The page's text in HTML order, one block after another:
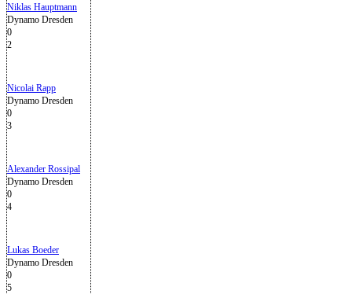
Niklas Hauptmann
Dynamo Dresden
0
2
Nicolai Rapp
Dynamo Dresden
0
3
Alexander Rossipal
Dynamo Dresden
0
4
Lukas Boeder
Dynamo Dresden
0
5